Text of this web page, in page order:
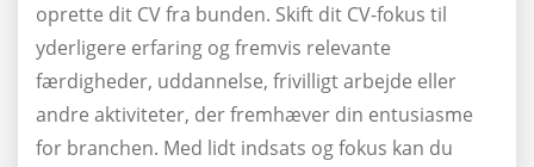
oprette dit CV fra bunden. Skift dit CV-fokus til
yderligere erfaring og fremvis relevante
færdigheder, uddannelse, frivilligt arbejde eller
andre aktiviteter, der fremhæver din entusiasme
for branchen. Med lidt indsats og fokus kan du